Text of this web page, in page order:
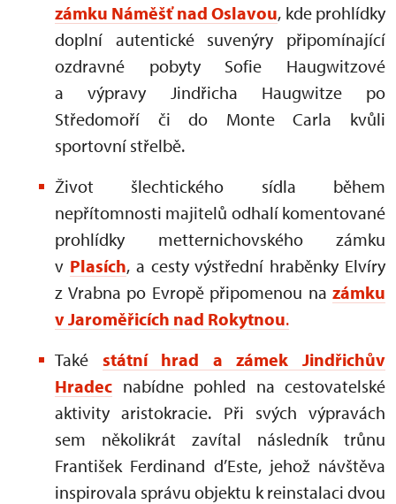
zámku Náměšť nad Oslavou, kde prohlídky
doplní autentické suvenýry připomínající
ozdravné pobyty Sofie Haugwitzové
a výpravy Jindřicha Haugwitze po
Středomoří či do Monte Carla kvůli
sportovní střelbě.
Život šlechtického sídla během
nepřítomnosti majitelů odhalí komentované
prohlídky metternichovského zámku
v Plasích, a cesty výstřední hraběnky Elvíry
z Vrabna po Evropě připomenou na zámku
v Jaroměřicích nad Rokytnou.
Také státní hrad a zámek Jindřichův
Hradec nabídne pohled na cestovatelské
aktivity aristokracie. Při svých výpravách
sem několikrát zavítal následník trůnu
František Ferdinand d’Este, jehož návštěva
inspirovala správu objektu k reinstalaci dvou